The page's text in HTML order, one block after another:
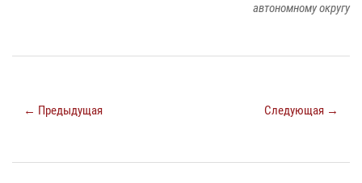
автономному округу
← Предыдущая Следующая →